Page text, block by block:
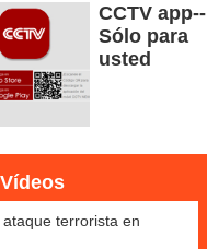
CCTV app--
Sólo para
usted
Vídeos
terrorista en